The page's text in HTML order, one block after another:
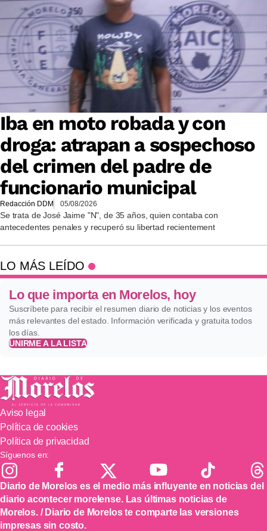
Iba en moto robada y con
droga: atrapan a sospechoso
del crimen del padre de
funcionario municipal
Redacción DDM 05/08/2026
Se trata de José Jaime "N", de 35 años, quien contaba con
antecedentes penales y recuperó su libertad recientement
LO MÁS LEÍDO
Lo que importa en Morelos, hoy
Suscríbete para recibir el resumen diario de noticias y los eventos
más relevantes del estado. Información verificada y gratuita todos
los días.
UNIRME A LA LISTA
Aviso legal
Política de cookies
Política de privacidad
Síguenos en:
Diario de Morelos es el medio más influyente en noticias del
diario acontecer morelense. Las últimas noticias de
Morelos. / Diario de Morelos te comparte las versiones
impresas sin costo.